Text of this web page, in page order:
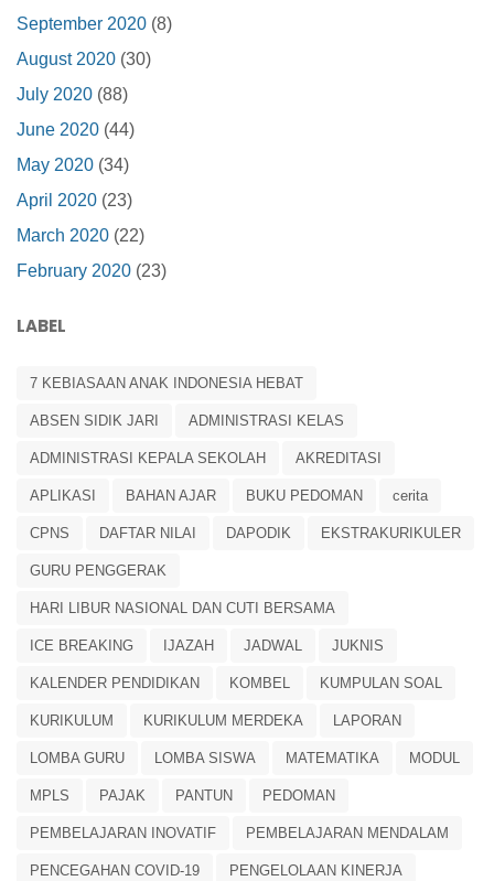
September 2020 (8)
August 2020 (30)
July 2020 (88)
June 2020 (44)
May 2020 (34)
April 2020 (23)
March 2020 (22)
February 2020 (23)
LABEL
7 KEBIASAAN ANAK INDONESIA HEBAT
ABSEN SIDIK JARI ADMINISTRASI KELAS
ADMINISTRASI KEPALA SEKOLAH AKREDITASI
APLIKASI BAHAN AJAR BUKU PEDOMAN cerita
CPNS DAFTAR NILAI DAPODIK EKSTRAKURIKULER
GURU PENGGERAK
HARI LIBUR NASIONAL DAN CUTI BERSAMA
ICE BREAKING IJAZAH JADWAL JUKNIS
KALENDER PENDIDIKAN KOMBEL KUMPULAN SOAL
KURIKULUM KURIKULUM MERDEKA LAPORAN
LOMBA GURU LOMBA SISWA MATEMATIKA MODUL
MPLS PAJAK PANTUN PEDOMAN
PEMBELAJARAN INOVATIF PEMBELAJARAN MENDALAM
PENCEGAHAN COVID-19 PENGELOLAAN KINERJA